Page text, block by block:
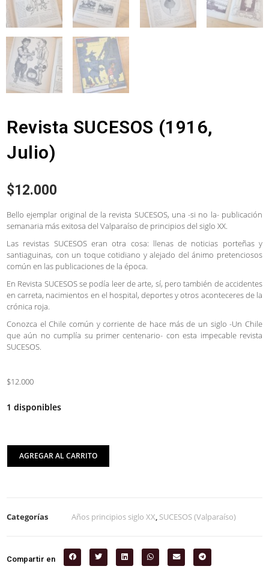
Revista SUCESOS (1916,
Julio)
$12.000
Bello ejemplar original de la revista SUCESOS, una -si no la- publicación
semanaria más exitosa del Valparaíso de principios del siglo XX.
Las revistas SUCESOS eran otra cosa: llenas de noticias porteñas y
santiaguinas, con un toque cotidiano y alejado del ánimo pretenciosos
común en las publicaciones de la época.
En Revista SUCESOS se podía leer de arte, sí, pero también de accidentes
en carreta, nacimientos en el hospital, deportes y otros aconteceres de la
crónica roja.
Conozca el Chile común y corriente de hace más de un siglo -Un Chile
que aún no cumplía su primer centenario- con esta impecable revista
SUCESOS.
$12.000
1 disponibles
AGREGAR AL CARRITO
Categorías Años principios siglo XX, SUCESOS (Valparaíso)
Compartir en